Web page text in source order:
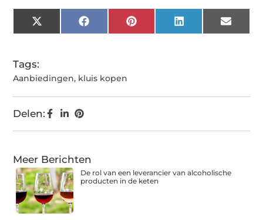
X
(Twitter)
FacebookPinterestLinkedIn Email
Tags:
Aanbiedingen, kluis kopen
Delen:
Meer Berichten
De rol van een leverancier van alcoholische
producten in de keten